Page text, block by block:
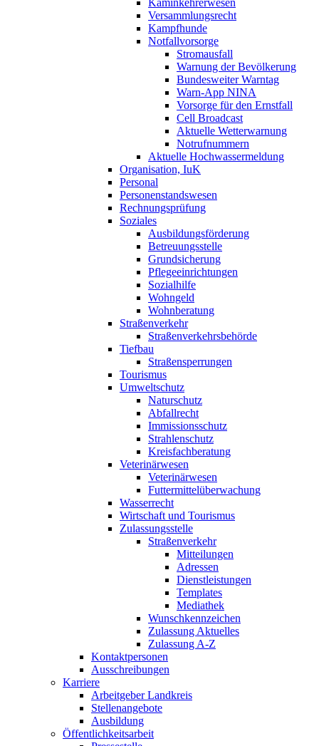
Kaminkehrerwesen
Versammlungsrecht
Kampfhunde
Notfallvorsorge
Stromausfall
Warnung der Bevölkerung
Bundesweiter Warntag
Warn-App NINA
Vorsorge für den Ernstfall
Cell Broadcast
Aktuelle Wetterwarnung
Notrufnummern
Aktuelle Hochwassermeldung
Organisation, IuK
Personal
Personenstandswesen
Rechnungsprüfung
Soziales
Ausbildungsförderung
Betreuungsstelle
Grundsicherung
Pflegeeinrichtungen
Sozialhilfe
Wohngeld
Wohnberatung
Straßenverkehr
Straßenverkehrsbehörde
Tiefbau
Straßensperrungen
Tourismus
Umweltschutz
Naturschutz
Abfallrecht
Immissionsschutz
Strahlenschutz
Kreisfachberatung
Veterinärwesen
Veterinärwesen
Futtermittelüberwachung
Wasserrecht
Wirtschaft und Tourismus
Zulassungsstelle
Straßenverkehr
Mitteilungen
Adressen
Dienstleistungen
Templates
Mediathek
Wunschkennzeichen
Zulassung Aktuelles
Zulassung A-Z
Kontaktpersonen
Ausschreibungen
Karriere
Arbeitgeber Landkreis
Stellenangebote
Ausbildung
Öffentlichkeitsarbeit